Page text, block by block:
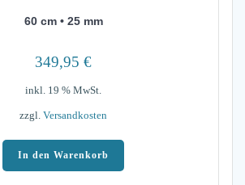
60 cm • 25 mm
349,95 €
inkl. 19 % MwSt.
zzgl. Versandkosten
In den Warenkorb